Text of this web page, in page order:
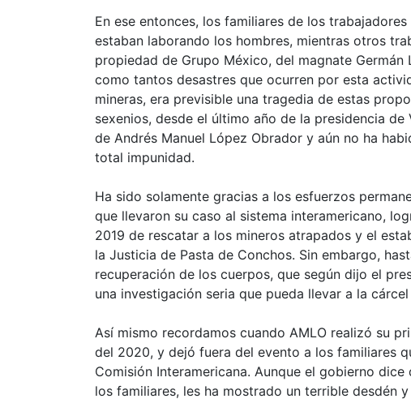
En ese entonces, los familiares de los
estaban laborando los hombres, mientras otros
propiedad de Grupo México, del magnate
como tantos desastres que ocurren por esta
mineras, era previsible una tragedia de estas
sexenios, desde el último año de la presidencia
de Andrés Manuel López Obrador y aún no ha
total impunidad.
Ha sido solamente gracias a los esfuerzos
que llevaron su caso al sistema interamericano,
2019 de rescatar a los mineros atrapados y el
la Justicia de Pasta de Conchos. Sin embargo,
recuperación de los cuerpos, que según dijo el
una investigación seria que pueda llevar a la
Así mismo recordamos cuando AMLO realizó su
del 2020, y dejó fuera del evento a los familiares
Comisión Interamericana. Aunque el gobierno
los familiares, les ha mostrado un terrible desdén